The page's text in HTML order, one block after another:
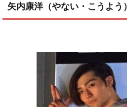
矢内康洋（やない・こうよう）